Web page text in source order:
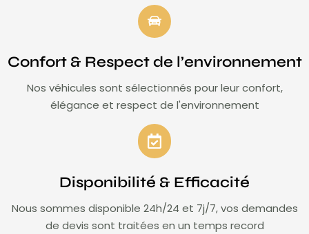
Confort & Respect de l’environnement
Nos véhicules sont sélectionnés pour leur confort,
élégance et respect de l'environnement
Disponibilité & Efficacité
Nous sommes disponible 24h/24 et 7j/7, vos demandes
de devis sont traitées en un temps record